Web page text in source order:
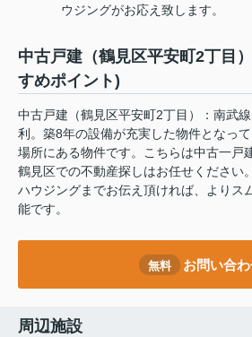
ウジングがお応え致します。
中古戸建（鶴見区平安町2丁目
すめポイント)
中古戸建（鶴見区平安町2丁目）：南武
利。築8年の設備が充実した物件となっ
場所にある物件です。こちらは中古一戸
鶴見区での不動産探しはお任せください
ハウジングまでお伝え頂ければ、よりス
能です。
無料 お問い合
周辺施設